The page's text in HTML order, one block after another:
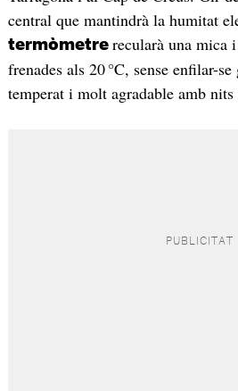
central que mantindrà la humitat
termòmetre recularà una mica
frenades als 20 °C, sense enfilar-
temperat i molt agradable amb nits